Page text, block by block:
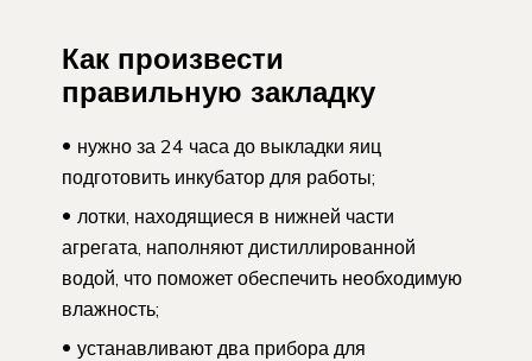
Как произвести
правильную закладку
нужно за 24 часа до выкладки яиц
подготовить инкубатор для работы;
лотки, находящиеся в нижней части
агрегата, наполняют дистиллированной
водой, что поможет обеспечить необходимую
влажность;
устанавливают два прибора для